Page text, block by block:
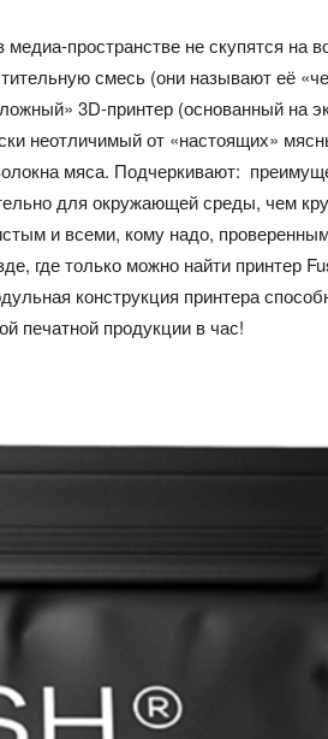
пространстве не скупятся на
смесь (они называют её
3D-принтер (основанный на
неотличимый от «настоящих»
мяса. Подчеркивают:
для окружающей среды, чем
и всеми, кому надо,
где только можно найти принтер
конструкция принтера
печатной продукции в час!